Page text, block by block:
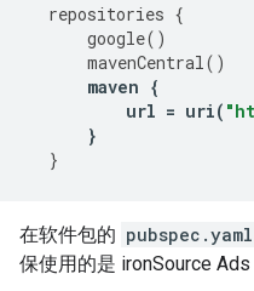
repositories {
google()
mavenCentral ()
maven {
url = uri(
}
}
在软件包的 pubspec.yaml
保使用的是 ironSource